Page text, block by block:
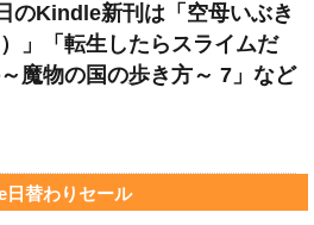
のKindle新刊は「空母いぶき
）」「転生したらスライムだ
魔物の国の歩き方～ 7」など
日替わりセール